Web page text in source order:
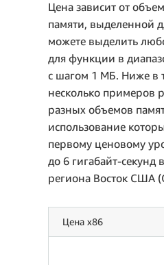
Цена зависит от
памяти, выделенной
можете выделить
для функции в
с шагом 1 МБ. Ниже в
несколько примеров
разных объемов
использование
первому ценовому
до 6 гигабайт-секунд
региона Восток США
Цена x86